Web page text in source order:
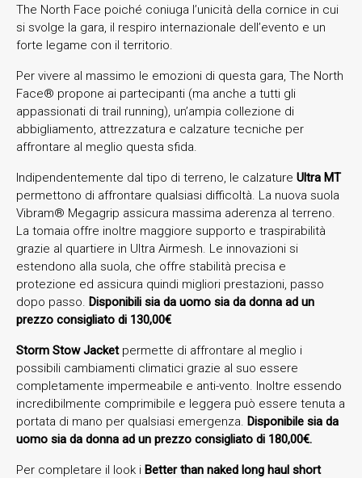
The North Face poiché coniuga l’unicità della cornice in cui
si svolge la gara, il respiro internazionale dell’evento e un
forte legame con il territorio.
Per vivere al massimo le emozioni di questa gara, The North
Face® propone ai partecipanti (ma anche a tutti gli
appassionati di trail running), un’ampia collezione di
abbigliamento, attrezzatura e calzature tecniche per
affrontare al meglio questa sfida.
Indipendentemente dal tipo di terreno, le calzature Ultra MT
permettono di affrontare qualsiasi difficoltà. La nuova suola
Vibram® Megagrip assicura massima aderenza al terreno.
La tomaia offre inoltre maggiore supporto e traspirabilità
grazie al quartiere in Ultra Airmesh. Le innovazioni si
estendono alla suola, che offre stabilità precisa e
protezione ed assicura quindi migliori prestazioni, passo
dopo passo. Disponibili sia da uomo sia da donna ad un
prezzo consigliato di 130,00€
Storm Stow Jacketpermette di affrontare al meglio i
possibili cambiamenti climatici grazie al suo essere
completamente impermeabile e anti-vento. Inoltre essendo
incredibilmente comprimibile e leggera può essere tenuta a
portata di mano per qualsiasi emergenza. Disponibile sia da
uomo sia da donna ad un prezzo consigliato di 180,00€.
Per completare il look i Better than naked long haul short